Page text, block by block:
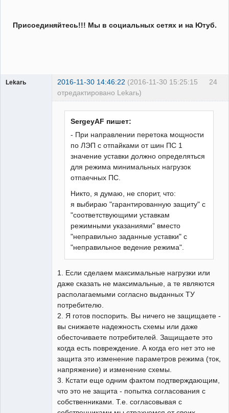
Присоединяйтесь!!! Мы в социальных сетях и на Ютуб.
24
Lekarь 2016-11-30 14:46:22 (2016-11-30 15:25:15
отредактировано Lekarь)
SergeyAF пишет:
- При направлении перетока мощности
по ЛЭП с отпайками от шин ПС 1
значение уставки должно определяться
для режима минимальных нагрузок
отпаечных ПС.
Никто, я думаю, не спорит, что:
я выбираю "гарантированную защиту" с
"соответствующими уставкам
режимными указаниями" вместо
"неправильно заданные уставки" с
"неправильное ведение режима".
1. Если сделаем максимальные нагрузки или
даже сказать не максимальные, а те являются
располагаемыми согласно выданных ТУ
потребителю.
2. Я готов поспорить. Вы ничего не защищаете -
вы снижаете надежность схемы или даже
обесточиваете потребителей. Защищаете это
когда есть повреждение. А когда его нет это не
защита это изменение параметров режима (ток,
напряжение) и изменение схемы.
3. Кстати еще одним фактом подтверждающим,
что это не защита - попытка согласования с
собственниками. Т.е. согласовывая с